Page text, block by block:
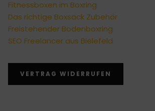
Fitnessboxen im Boxring
Das richtige Boxsack Zubehör
Freistehender Bodenboxring
SEO Freelancer aus Bielefeld
VERTRAG WIDERRUFEN